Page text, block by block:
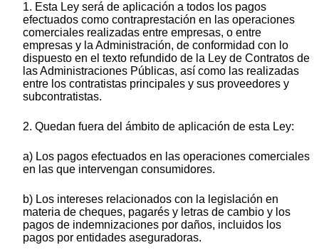
1. Esta Ley será de aplicación a todos los pagos
efectuados como contraprestación en las operaciones
comerciales realizadas entre empresas, o entre
empresas y la Administración, de conformidad con lo
dispuesto en el texto refundido de la Ley de Contratos de
las Administraciones Públicas, así como las realizadas
entre los contratistas principales y sus proveedores y
subcontratistas.
2. Quedan fuera del ámbito de aplicación de esta Ley:
a) Los pagos efectuados en las operaciones comerciales
en las que intervengan consumidores.
b) Los intereses relacionados con la legislación en
materia de cheques, pagarés y letras de cambio y los
pagos de indemnizaciones por daños, incluidos los
pagos por entidades aseguradoras.